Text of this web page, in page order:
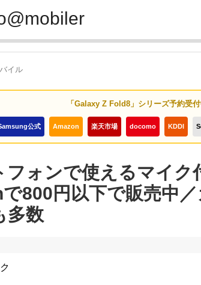
イル
「Galaxy Z Fold8」シリーズ予約受
公式 Amazon 楽天市場 docomo KDDI
フォンで使えるマイク
800円以下で販売中
多数